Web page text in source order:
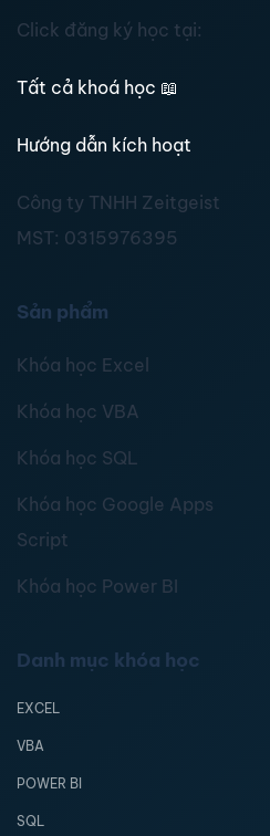
Click đăng ký học tại:
Tất cả khoá học 📖
Hướng dẫn kích hoạt
Công ty TNHH Zeitgeist
MST: 0315976395
Sản phẩm
Khóa học Excel
Khóa học VBA
Khóa học SQL
Khóa học Google Apps
Script
Khóa học Power BI
Danh mục khóa học
EXCEL
VBA
POWER BI
SQL